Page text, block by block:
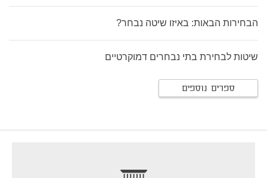
הבחירות הבאות: באיזו שיטה נבחר?
שיטות לבחירת בתי נבחרים דמוקרטיים
ספרים נוספים